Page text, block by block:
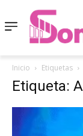
Inicio Etiquetas
Etiqueta: